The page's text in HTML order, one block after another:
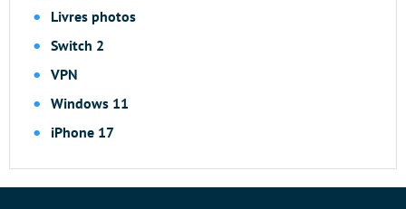
Livres photos
Switch 2
VPN
Windows 11
iPhone 17